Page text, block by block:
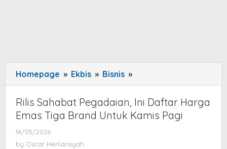
Homepage » Ekbis » Bisnis »
Sahabat
Pegadaian,
Ini
Rilis Sahabat Pegadaian, Ini Daftar Harga
Emas Tiga Brand Untuk Kamis Pagi
14/05/2026
Oscar
by Oscar Herliansyah